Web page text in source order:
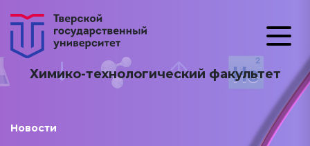
Химико-технологический факультет
Новости